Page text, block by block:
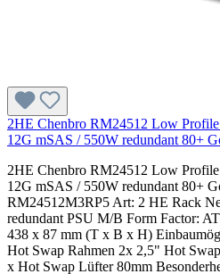
2HE Chenbro RM24512 Low
12G mSAS / 550W redundant 80+
2HE Chenbro RM24512 Low
12G mSAS / 550W redundant 80+
RM24512M3RP5 Art: 2 HE Rack
redundant PSU M/B Form Factor:
438 x 87 mm (T x B x H)
Hot Swap Rahmen 2x 2,5" Hot
x Hot Swap Lüfter 80mm